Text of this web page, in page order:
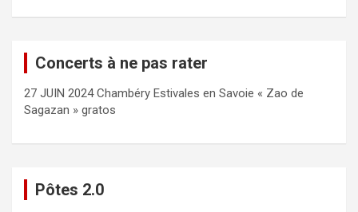
Concerts à ne pas rater
27 JUIN 2024 Chambéry Estivales en Savoie « Zao de
Sagazan » gratos
Pôtes 2.0